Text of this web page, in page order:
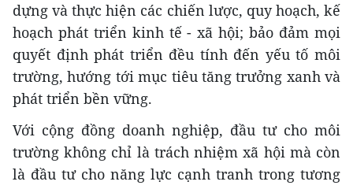
dựng và thực hiện các chiến lược, quy hoạch, kế
hoạch phát triển kinh tế - xã hội; bảo đảm mọi
quyết định phát triển đều tính đến yếu tố môi
trường, hướng tới mục tiêu tăng trưởng xanh và
phát triển bền vững.
Với cộng đồng doanh nghiệp, đầu tư cho môi
trường không chỉ là trách nhiệm xã hội mà còn
là đầu tư cho năng lực cạnh tranh trong tương